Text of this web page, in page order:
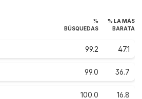
%
BÚSQUEDAS
% LA MÁS
BARATA
99.2 47.1
99.0 36.7
100.0 16.8